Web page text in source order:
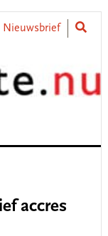
Nieuwsbrief
accres